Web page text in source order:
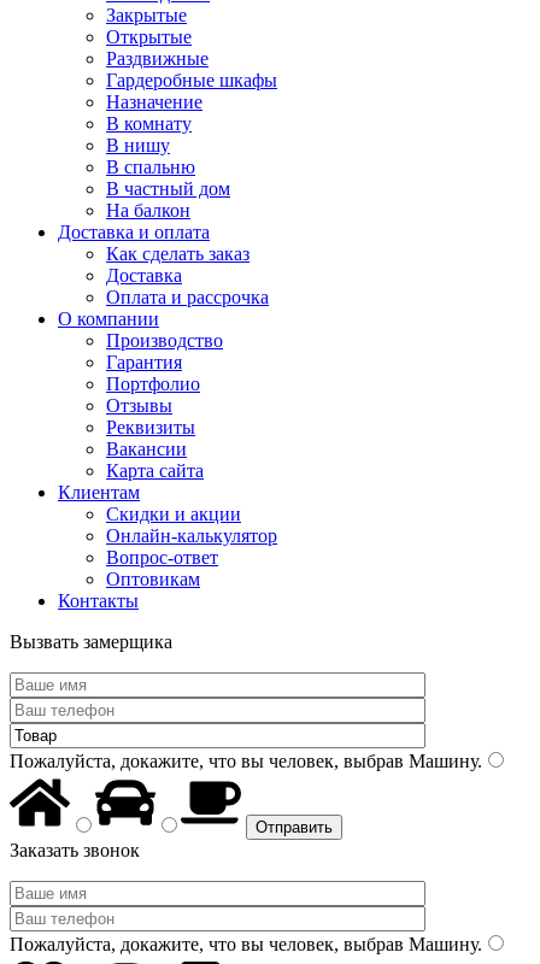
Закрытые
Открытые
Раздвижные
Гардеробные шкафы
Назначение
В комнату
В нишу
В спальню
В частный дом
На балкон
Доставка и оплата
Как сделать заказ
Доставка
Оплата и рассрочка
О компании
Производство
Гарантия
Портфолио
Отзывы
Реквизиты
Вакансии
Карта сайта
Клиентам
Скидки и акции
Онлайн-калькулятор
Вопрос-ответ
Оптовикам
Контакты
Вызвать замерщика
Пожалуйста, докажите, что вы человек, выбрав Машину.
Заказать звонок
Пожалуйста, докажите, что вы человек, выбрав Машину.